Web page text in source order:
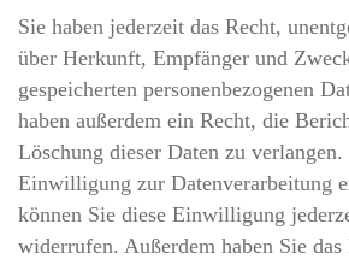
Sie haben jederzeit das Recht,
über Herkunft, Empfänger und
gespeicherten personenbezogenen
haben außerdem ein Recht, die
Löschung dieser Daten zu
Einwilligung zur Datenverarbeitung
können Sie diese Einwilligung
widerrufen. Außerdem haben Sie das